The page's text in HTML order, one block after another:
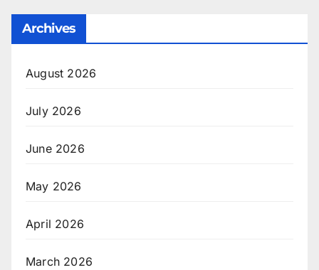
Archives
August 2026
July 2026
June 2026
May 2026
April 2026
March 2026